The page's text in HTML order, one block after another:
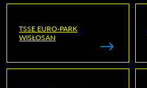
TSSE EURO-PARK
WISŁOSAN